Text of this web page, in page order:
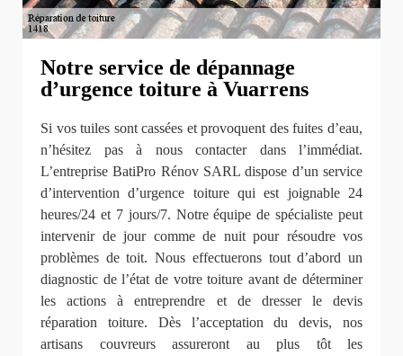
Notre service de dépannage
d’urgence toiture à Vuarrens
Si vos tuiles sont cassées et provoquent des fuites d’eau,
n’hésitez pas à nous contacter dans l’immédiat.
L’entreprise BatiPro Rénov SARL dispose d’un service
d’intervention d’urgence toiture qui est joignable 24
heures/24 et 7 jours/7. Notre équipe de spécialiste peut
intervenir de jour comme de nuit pour résoudre vos
problèmes de toit. Nous effectuerons tout d’abord un
diagnostic de l’état de votre toiture avant de déterminer
les actions à entreprendre et de dresser le devis
réparation toiture. Dès l’acceptation du devis, nos
artisans couvreurs assureront au plus tôt les